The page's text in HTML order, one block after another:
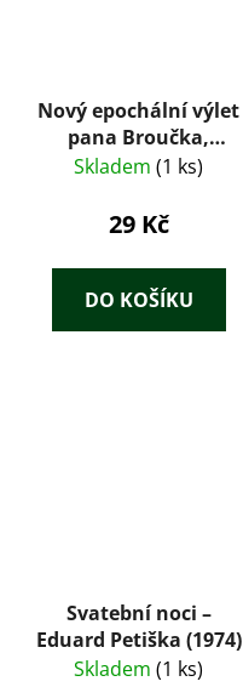
Nový epochální výlet
pana Broučka,
tentokrát do
Svatopluk Čech
Skladem (1 ks)
29 Kč
DO KOŠÍKU
Svatební noci –
Eduard Petiška (1974)
Skladem (1 ks)